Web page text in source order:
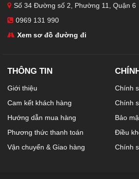
Số 34 Đường số 2, Phường 11, Quận 6
0969 131 990
Xem sơ đồ đường đi
THÔNG TIN
Giới thiệu
Cam kết khách hàng
Hướng dẫn mua hàng
Phương thức thanh toán
Vận chuyển & Giao hàng
Chính
Chính
Bảo
Điều
Chính